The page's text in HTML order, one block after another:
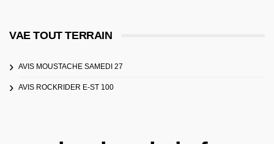
VAE TOUT TERRAIN
AVIS MOUSTACHE SAMEDI 27
AVIS ROCKRIDER E-ST 100